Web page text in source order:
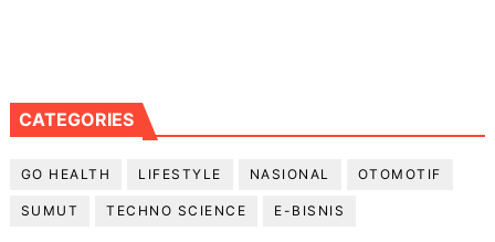
CATEGORIES
GO HEALTH LIFESTYLE NASIONAL OTOMOTIF
SUMUT TECHNO SCIENCE E-BISNIS